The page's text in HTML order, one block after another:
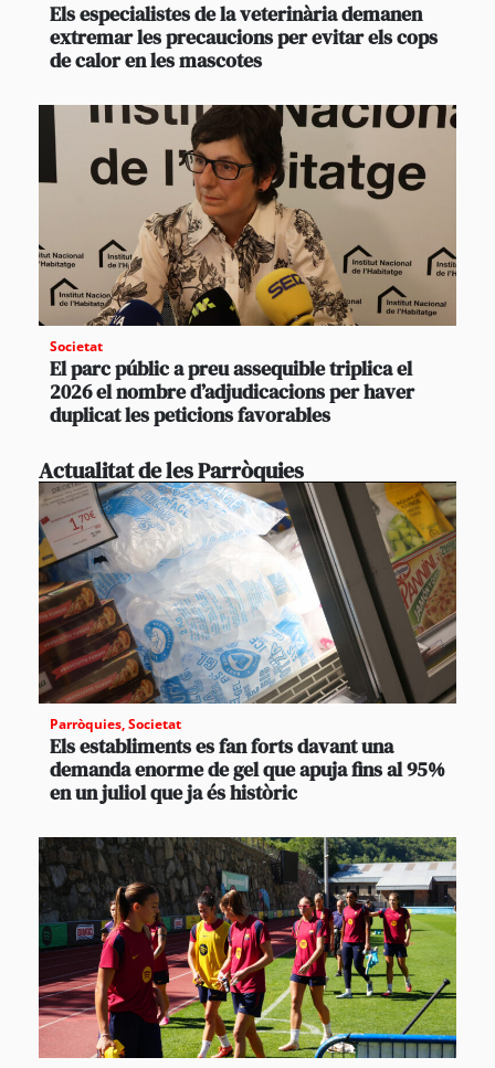
Els especialistes de la veterinària demanen
extremar les precaucions per evitar els cops
de calor en les mascotes
Societat
El parc públic a preu assequible triplica el
2026 el nombre d’adjudicacions per haver
duplicat les peticions favorables
Actualitat de les Parròquies
Parròquies,Societat
Els establiments es fan forts davant una
demanda enorme de gel que apuja fins al 95%
en un juliol que ja és històric